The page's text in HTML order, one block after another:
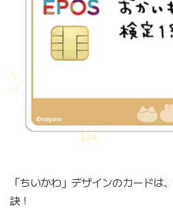
「ちいかわ」デザインのカードは、
訣！